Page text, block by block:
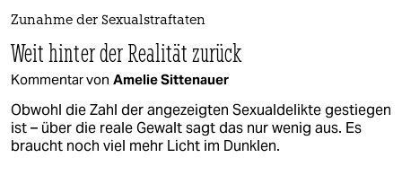
Zunahme der Sexualstraftaten
Weit hinter der Realität zurück
Kommentar von Amelie Sittenauer
Obwohl die Zahl der angezeigten Sexualdelikte gestiegen
ist – über die reale Gewalt sagt das nur wenig aus. Es
braucht noch viel mehr Licht im Dunklen.